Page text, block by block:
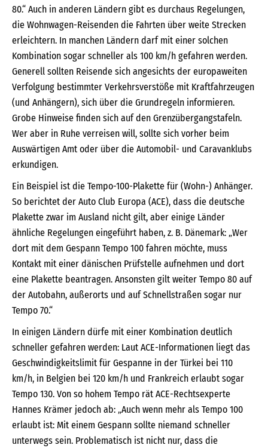
80.“ Auch in anderen Ländern gibt es durchaus Regelungen,
die Wohnwagen-Reisenden die Fahrten über weite Strecken
erleichtern. In manchen Ländern darf mit einer solchen
Kombination sogar schneller als 100 km/h gefahren werden.
Generell sollten Reisende sich angesichts der europaweiten
Verfolgung bestimmter Verkehrsverstöße mit Kraftfahrzeugen
(und Anhängern), sich über die Grundregeln informieren.
Grobe Hinweise finden sich auf den Grenzübergangstafeln.
Wer aber in Ruhe verreisen will, sollte sich vorher beim
Auswärtigen Amt oder über die Automobil- und Caravanklubs
erkundigen.
Ein Beispiel ist die Tempo-100-Plakette für (Wohn-) Anhänger.
So berichtet der Auto Club Europa (ACE), dass die deutsche
Plakette zwar im Ausland nicht gilt, aber einige Länder
ähnliche Regelungen eingeführt haben, z. B. Dänemark: „Wer
dort mit dem Gespann Tempo 100 fahren möchte, muss
Kontakt mit einer dänischen Prüfstelle aufnehmen und dort
eine Plakette beantragen. Ansonsten gilt weiter Tempo 80 auf
der Autobahn, außerorts und auf Schnellstraßen sogar nur
Tempo 70.“
In einigen Ländern dürfe mit einer Kombination deutlich
schneller gefahren werden: Laut ACE-Informationen liegt das
Geschwindigkeitslimit für Gespanne in der Türkei bei 110
km/h, in Belgien bei 120 km/h und Frankreich erlaubt sogar
Tempo 130. Von so hohem Tempo rät ACE­-Rechtsexperte
Hannes Krämer jedoch ab: „Auch wenn mehr als Tempo 100
erlaubt ist: Mit einem Gespann sollte niemand schneller
unterwegs sein. Problematisch ist nicht nur, dass die